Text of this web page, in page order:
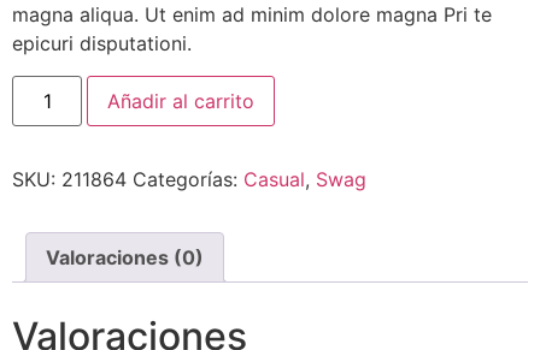
magna aliqua. Ut enim ad minim dolore magna Pri te
epicuri disputationi.
Cyberzix
Mug
cantidad
Añadir al carrito
SKU: 211864 Categorías: Casual, Swag
Valoraciones (0)
Valoraciones